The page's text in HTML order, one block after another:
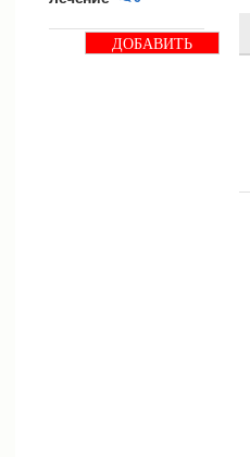
ДОБАВИТЬ